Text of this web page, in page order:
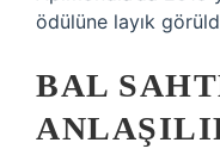
ödülüne layık
BAL